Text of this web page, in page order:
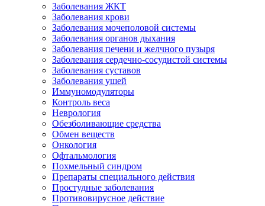
Заболевания ЖКТ
Заболевания крови
Заболевания мочеполовой системы
Заболевания органов дыхания
Заболевания печени и желчного пузыря
Заболевания сердечно-сосудистой системы
Заболевания суставов
Заболевания ушей
Иммуномодуляторы
Контроль веса
Неврология
Обезболивающие средства
Обмен веществ
Онкология
Офтальмология
Похмельный синдром
Препараты специального действия
Простудные заболевания
Противовирусное действие